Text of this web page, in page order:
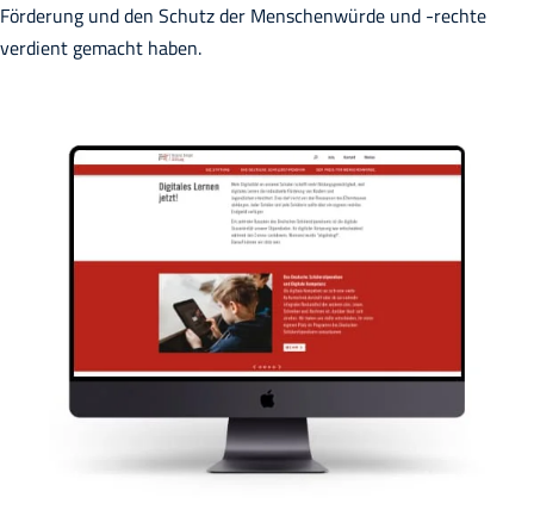
Förderung und den Schutz der Menschenwürde und -rechte
verdient gemacht haben.